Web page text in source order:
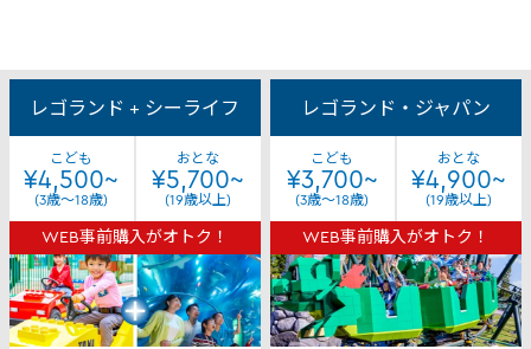
Tickets
Passes
レゴランド + シーライフ
こども
¥4,500~
(3歳～18歳)
おとな
¥5,700~
(19歳以上)
WEB事前購入がオトク！
レゴランド・ジャパン
こども
¥3,700~
(3歳～18歳)
おとな
¥4,900~
(19歳以上)
WEB事前購入がオトク！